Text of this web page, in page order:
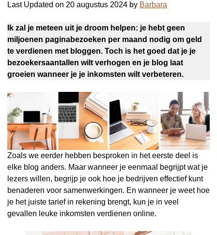
Last Updated on 20 augustus 2024 by Barbara
Ik zal je meteen uit je droom helpen: je hebt geen
miljoenen paginabezoeken per maand nodig om geld
te verdienen met bloggen. Toch is het goed dat je je
bezoekersaantallen wilt verhogen en je blog laat
groeien wanneer je je inkomsten wilt verbeteren.
Zoals we eerder hebben besproken in het eerste deel is
elke blog anders. Maar wanneer je eenmaal begrijpt wat je
lezers willen, begrijp je ook hoe je bedrijven effectief kunt
benaderen voor samenwerkingen. En wanneer je weet hoe
je het juiste tarief in rekening brengt, kun je in veel
gevallen leuke inkomsten verdienen online.